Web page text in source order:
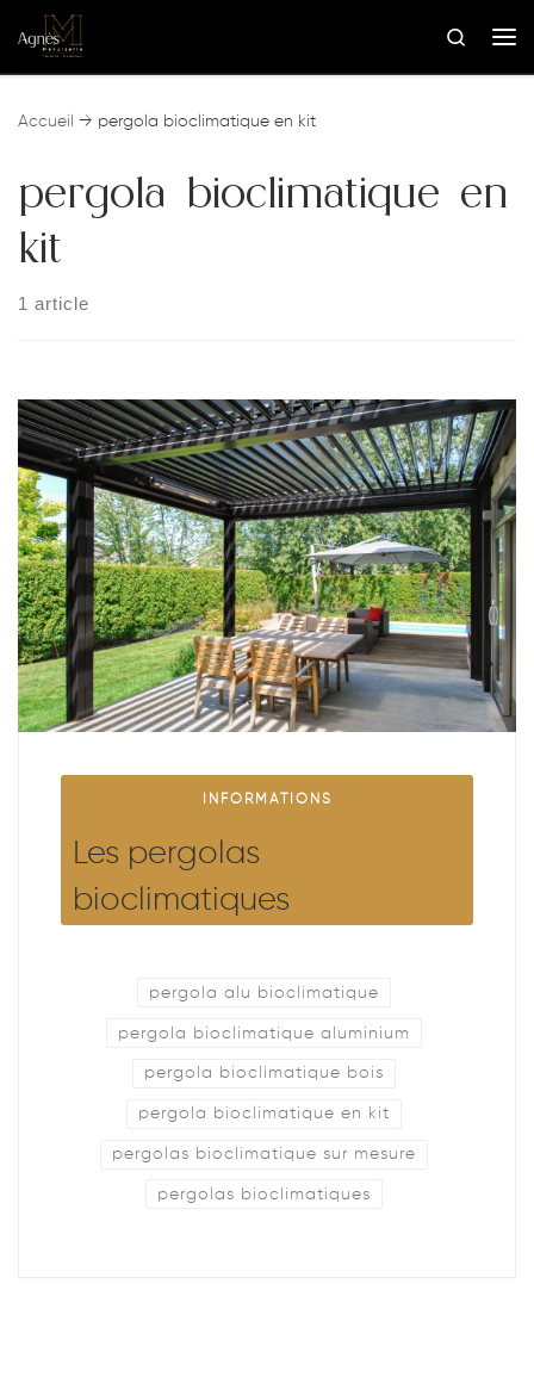
Skip to content
Search
Accueil → pergola bioclimatique en kit
pergola bioclimatique en
kit
1 article
INFORMATIONS
Les pergolas
bioclimatiques
pergola alu bioclimatique
pergola bioclimatique aluminium
pergola bioclimatique bois
pergola bioclimatique en kit
pergolas bioclimatique sur mesure
pergolas bioclimatiques